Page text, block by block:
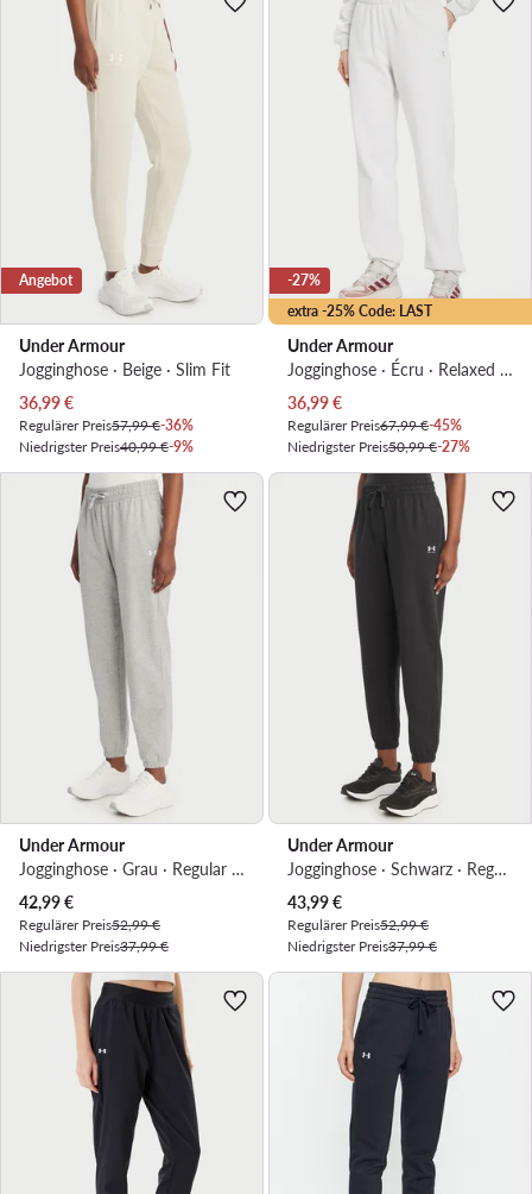
Angebot
Under Armour
Jogginghose · Beige · Slim Fit
Aktueller Preis
36,99€
Regulärer Preis57,99 €-36%
Niedrigster Preis40,99 €-9%
extra -25% Code: LAST
-27%
Under Armour
Jogginghose · Écru · Relaxed Fit
Aktueller Preis
36,99€
Regulärer Preis67,99 €-45%
Niedrigster Preis50,99 €-27%
Under Armour
Jogginghose · Grau · Regular Fit
Aktueller Preis
42,99€
Regulärer Preis52,99 €
Niedrigster Preis37,99 €
Under Armour
Jogginghose · Schwarz · Regular Fit
Aktueller Preis
43,99€
Regulärer Preis52,99 €
Niedrigster Preis37,99 €